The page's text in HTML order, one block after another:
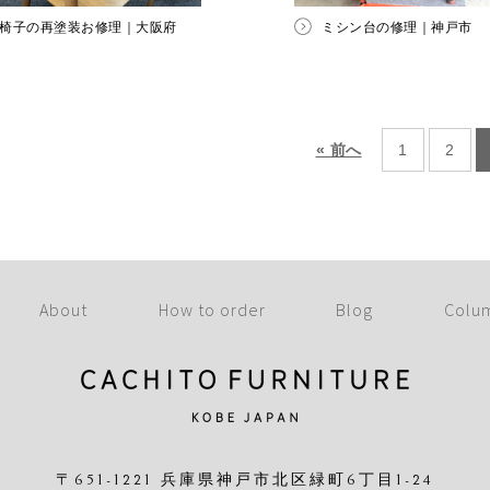
椅子の再塗装お修理｜大阪府 ミシン台の修理｜神戸市
« 前へ 1 2
About How to order Blog
〒651-1221 兵庫県神戸市北区緑町6丁目1-24